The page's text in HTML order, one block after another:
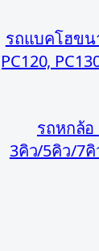
รถแบคโฮขน
รถหกล้อ
3คิว/5คิว/7คิ